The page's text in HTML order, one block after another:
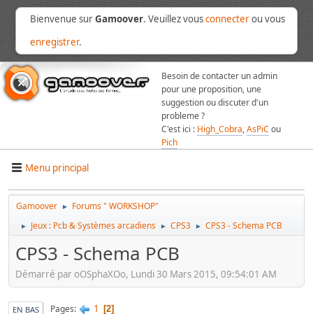
Bienvenue surGamoover. Veuillez vousconnecterou vous
enregistrer.
Besoin de contacter un admin
pour une proposition, une
suggestion ou discuter d'un
probleme ?
C'est ici : High_Cobra,AsPiC ou
Pich
Menu principal
Gamoover ► Forums " WORKSHOP"
► Jeux : Pcb & Systèmes arcadiens ► CPS3 ► CPS3 - Schema PCB
CPS3 - Schema PCB
Démarré par oOSphaXOo, Lundi 30 Mars 2015, 09:54:01 AM
EN BAS Pages 1 2